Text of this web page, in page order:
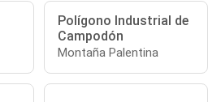
Polígono Industrial de
Campodón
Montaña Palentina